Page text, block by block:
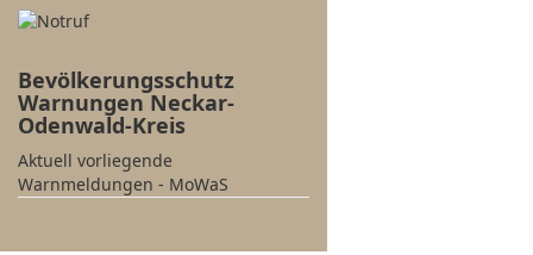
Bevölkerungsschutz
Warnungen Neckar-
Odenwald-Kreis
Aktuell vorliegende
Warnmeldungen - MoWaS